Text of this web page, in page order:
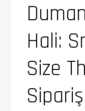
Hali:
Size